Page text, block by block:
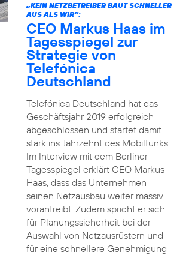
„KEIN NETZBETREIBER BAUT SCHNELLER
AUS ALS WIR“:
CEO Markus Haas im
Tagesspiegel zur
Strategie von
Telefónica
Deutschland
Telefónica Deutschland hat das
Geschäftsjahr 2019 erfolgreich
abgeschlossen und startet damit
stark ins Jahrzehnt des Mobilfunks.
Im Interview mit dem Berliner
Tagesspiegel erklärt CEO Markus
Haas, dass das Unternehmen
seinen Netzausbau weiter massiv
vorantreibt. Zudem spricht er sich
für Planungssicherheit bei der
Auswahl von Netzausrüstern und
für eine schnellere Genehmigung